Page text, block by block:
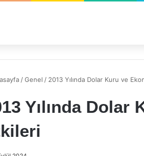
/Genel / 2013 Yılında Dolar Kuru ve
Yılında